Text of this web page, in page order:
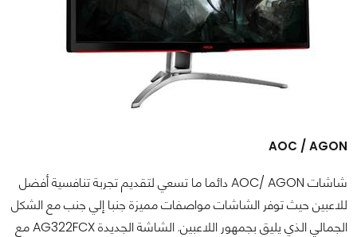
AOC / AGON
شاشات AOC/ AGON دائما ما تسعي لتقديم تجربة تنافسية أفضل
للاعبين حيث توفر الشاشات مواصفات مميزة جنبا إلي جنب مع الشكل
الجمالي الذي يليق بجمهور اللاعبين. الشاشة الجديدة AG322FCX مع